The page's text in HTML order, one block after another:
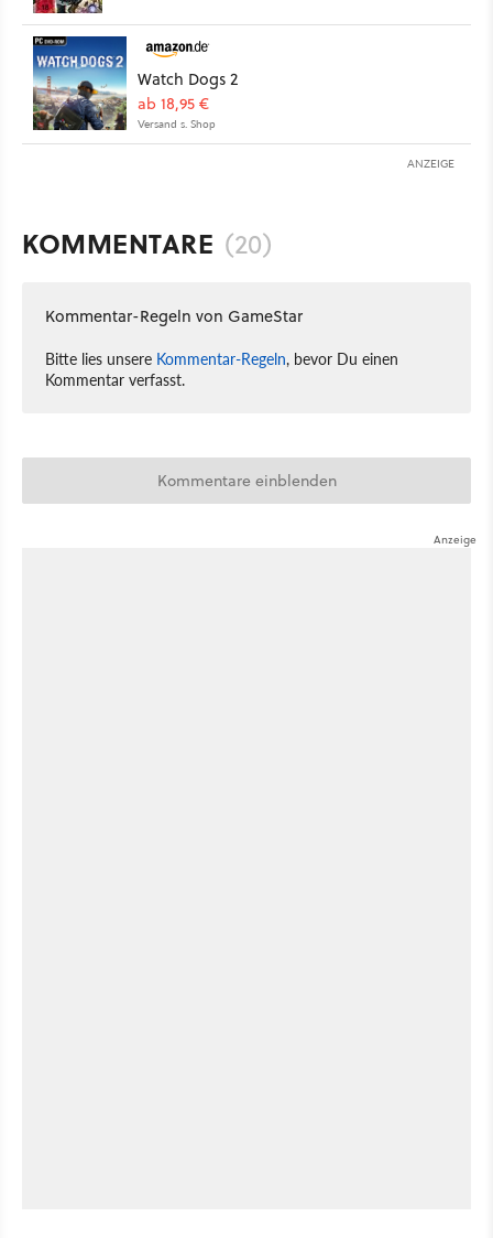
Watch Dogs 2
ab 18,95 €
Versand s. Shop
ANZEIGE
KOMMENTARE (20)
Kommentar-Regeln von GameStar
Bitte lies unsere Kommentar-Regeln, bevor Du einen
Kommentar verfasst.
Kommentare einblenden